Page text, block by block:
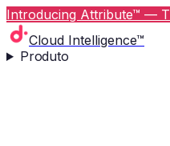
Introducing Attribute™ —
Cloud Intelligence™
Produto